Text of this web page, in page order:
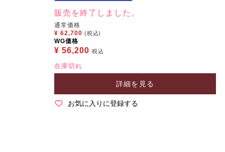
販売を終了しました。
通常価格
¥ 62,700 (税込)
WG価格
¥ 56,200 税込
在庫切れ
詳細を見る
お気に入りに登録する